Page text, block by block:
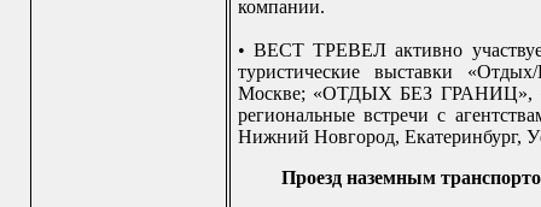
компании.
• ВЕСТ ТРЕВЕЛ активно
туристические выставки
Москве; «ОТДЫХ БЕЗ ГРАНИЦ»,
региональные встречи с
Нижний Новгород, Екатеринбург,
Проезд наземным